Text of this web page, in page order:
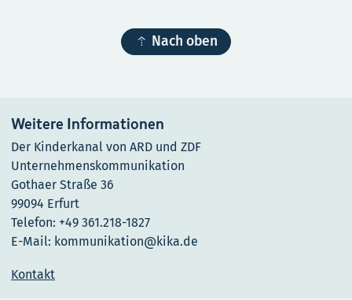
 Nach oben
Weitere Informationen
Der Kinderkanal von ARD und ZDF
Unternehmenskommunikation
Gothaer Straße 36
99094 Erfurt
Telefon: +49 361.218-1827
E-Mail: kommunikation@kika.de
Kontakt